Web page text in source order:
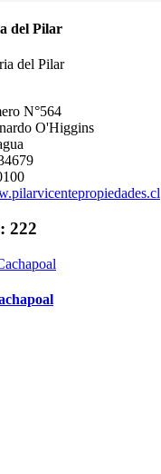
del Pilar
N°564
O'Higgins
222